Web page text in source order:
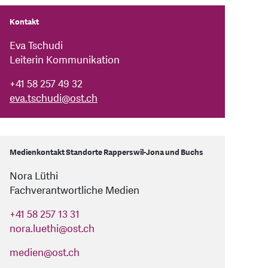
Kontakt
Eva Tschudi
Leiterin Kommunikation
+41 58 257 49 32
eva.tschudi@ost.ch
Medienkontakt Standorte Rapperswil-Jona und Buchs
Nora Lüthi
Fachverantwortliche Medien
+41 58 257 13 31
nora.luethi@ost.ch
medien@ost.ch